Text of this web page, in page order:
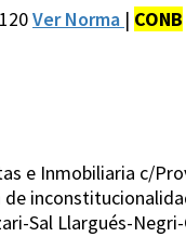
Ver Norma | CONB
e Inmobiliaria c/
de
Sal Llargués-